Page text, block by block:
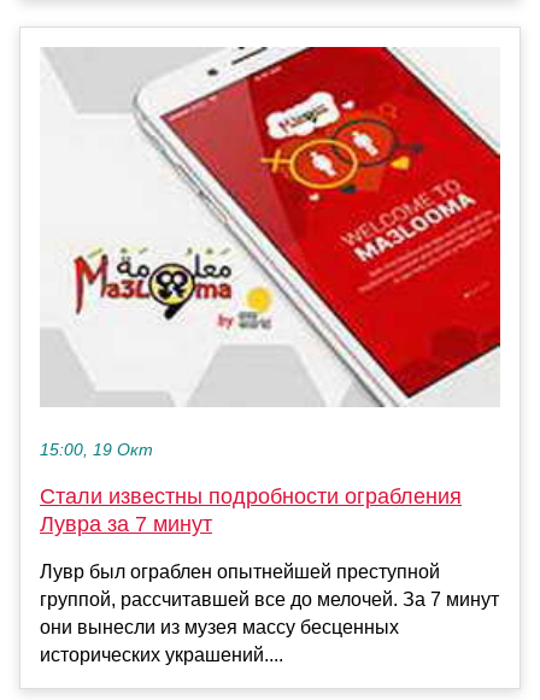
15:00, 19 Окт
Стали известны подробности ограбления
Лувра за 7 минут
Лувр был ограблен опытнейшей преступной
группой, рассчитавшей все до мелочей. За 7 минут
они вынесли из музея массу бесценных
исторических украшений....